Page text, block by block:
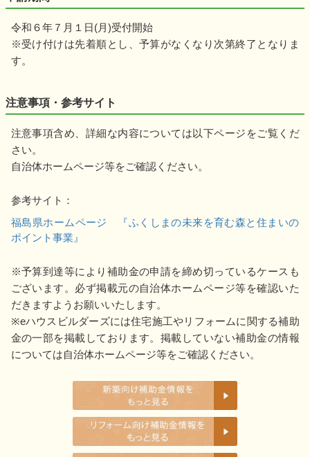
令和６年７月１日(月)受付開始
※受け付けは先着順とし、予算がなくなり次第終了となりま
す。
注意事項・参考サイト
注意事項含め、詳細な内容については以下ページをご覧くだ
さい。
自治体ホームページ等をご確認ください。
参考サイト：
福島県ホームページ 『ふくしまの未来を育む森と住まいの
ポイント事業』
※予算到達等により補助金の申請を締め切っているケースも
ございます。必ず掲載元の自治体ホームページ等を確認いた
だきますようお願いいたします。
※eハウスビルダーズには住宅施工やリフォームに関する補助
金の一部を掲載しております。掲載していない補助金の情報
については自治体ホームページ等をご確認ください。